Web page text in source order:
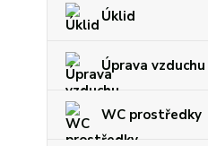
Úklid
Úprava vzduchu
WC prostředky